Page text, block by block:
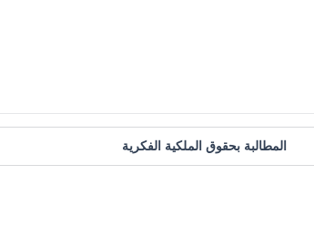
المطالبة بحقوق الملكية الفكرية